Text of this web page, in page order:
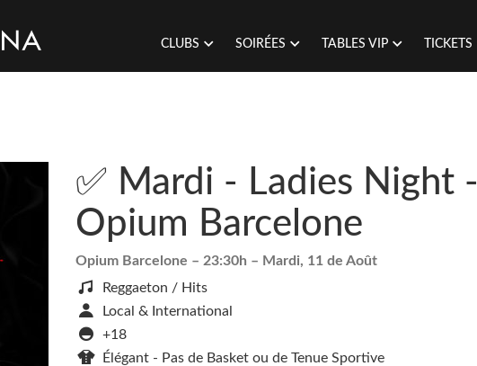
CLUBS SOIRÉES TABLES VIP TICKETS
✅ Mardi - Ladies Night -
Opium Barcelone
Opium Barcelone – 23:30h – Mardi, 11 de Août
Reggaeton / Hits
Local & International
+18
Élégant - Pas de Basket ou de Tenue Sportive